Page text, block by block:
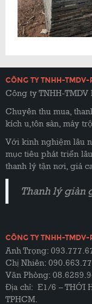
CÔNG TY TNHH-TMDV-
Công ty TNHH-TMDV
Chuyên thu mua,
kích u,tôn sàn, máy
Với kinh nghiệm lâu
mục tiêu phát triển
thanh lý tận nơi, giá
Thanh lý giàn
CÔNG TY TNHH-TMDV-
Anh Trọng:
Chị Nhiên:
Văn Phòng:
Địa chỉ: E1/6 – THỚI
TPHCM.